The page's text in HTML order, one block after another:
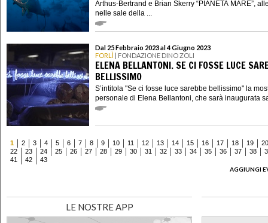
Arthus-Bertrand e Brian Skerry “PIANETA MARE”,
nelle sale della ...
Dal 25 Febbraio 2023 al 4 Giugno 2023
FORLÌ | FONDAZIONE DINO ZOLI
ELENA BELLANTONI. SE CI FOSSE LUCE
BELLISSIMO
S’intitola "Se ci fosse luce sarebbe bellissimo" la
personale di Elena Bellantoni, che sarà inaugurata
1 2 3 4 5 6 7 8 9 10 11 12 13 14 15 16 17 18 19
20
22
23 24 25 26 27 28 29 30 31 32 33 34 35 36 37 38
41
42
43
AGGIUNGI
LE NOSTRE APP